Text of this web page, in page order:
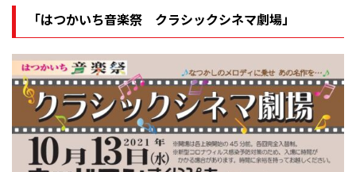
「はつかいち音楽祭 クラシックシネマ劇場」